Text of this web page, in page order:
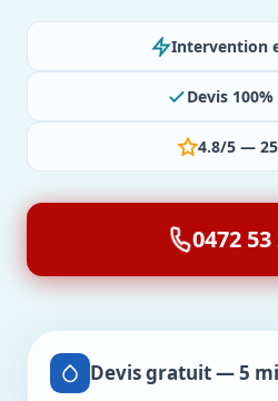
Intervention
Devis
4.8/5 —
0472 53
Devis gratuit — 5